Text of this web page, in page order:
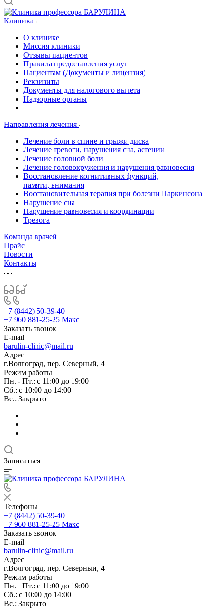
Клиника
О клинике
Миссия клиники
Отзывы пациентов
Правила предоставления услуг
Пациентам (Документы и лицензия)
Реквизиты
Документы для налогового вычета
Надзорные органы
Направления лечения
Лечение боли в спине и грыжи диска
Лечение тревоги, нарушения сна, астении
Лечение головной боли
Лечение головокружения и нарушения равновесия
Восстановление когнитивных функций,
памяти, внимания
Восстановительная терапия при болезни Паркинсона
Нарушение сна
Нарушение равновесия и координации
Тревога
Команда врачей
Прайс
Новости
Контакты
+7 (8442) 50-39-40
+7 960 881-25-25 Макс
Заказать звонок
E-mail
barulin-clinic@mail.ru
Адрес
г.Волгоград, пер. Северный, 4
Режим работы
Пн. - Пт.: с 11:00 до 19:00
Сб.: с 10:00 до 14:00
Вс.: Закрыто
Записаться
Телефоны
+7 (8442) 50-39-40
+7 960 881-25-25 Макс
Заказать звонок
E-mail
barulin-clinic@mail.ru
Адрес
г.Волгоград, пер. Северный, 4
Режим работы
Пн. - Пт.: с 11:00 до 19:00
Сб.: с 10:00 до 14:00
Вс.: Закрыто